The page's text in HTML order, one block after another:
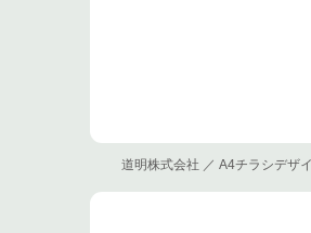
道明株式会社 ／ A4チラシデザ